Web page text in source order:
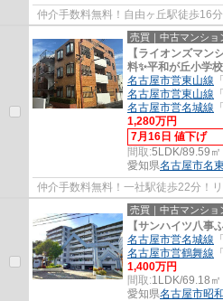
仲介手数料無料！自由ヶ丘駅徒歩16分
売買｜中古マンショ
【ライオンズマン
料✨️平和が丘小学
名古屋市営東山線 「
名古屋市営東山線 「
名古屋市営名城線 「
1,280万円
7月16日 値下げ
間取:5LDK/89.59㎡
愛知県名古屋市名
仲介手数料無料！一社駅徒歩22分！
売買｜中古マンショ
【サンハイツ八事
名古屋市営名城線 「
名古屋市営鶴舞線 「
1,400万円
間取:1LDK/69.18㎡
愛知県名古屋市昭